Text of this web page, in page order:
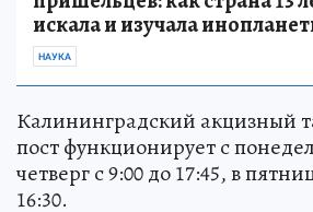
Над СССР военные
пришельцев: как страна 13
искала и изучала
Калининградский акцизный
пост функционирует с